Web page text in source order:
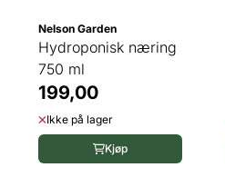
Nelson Garden
Hydroponisk næring
750 ml
199,00
Ikke på lager
Kjøp